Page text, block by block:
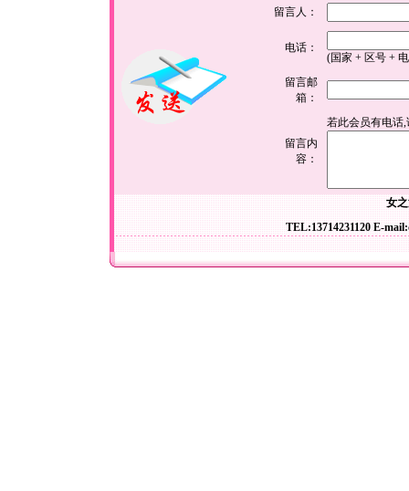
留言人：
电话：
(国家 + 区号 +
留言邮
箱：
留言内
容：
若此会员有电话
女
TEL:13714231120 E-mail: